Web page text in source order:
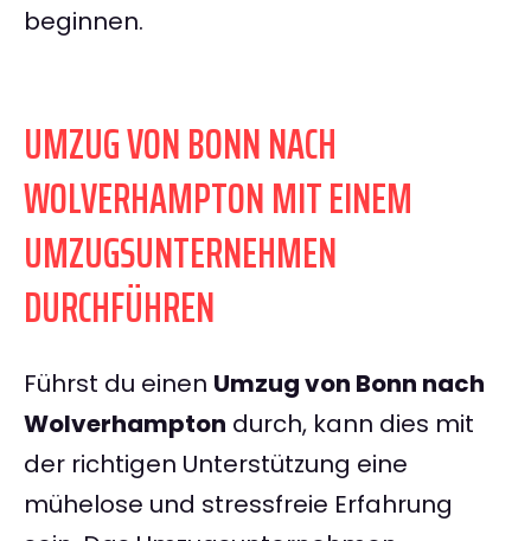
beginnen.
UMZUG VON BONN NACH
WOLVERHAMPTON MIT EINEM
UMZUGSUNTERNEHMEN
DURCHFÜHREN
Führst du einen Umzug von Bonn nach
Wolverhampton durch, kann dies mit
der richtigen Unterstützung eine
mühelose und stressfreie Erfahrung